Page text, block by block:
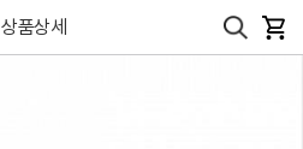
상품상세